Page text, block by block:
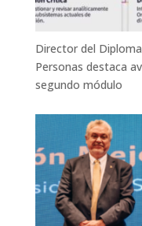
Director del
Personas destaca
segundo módulo